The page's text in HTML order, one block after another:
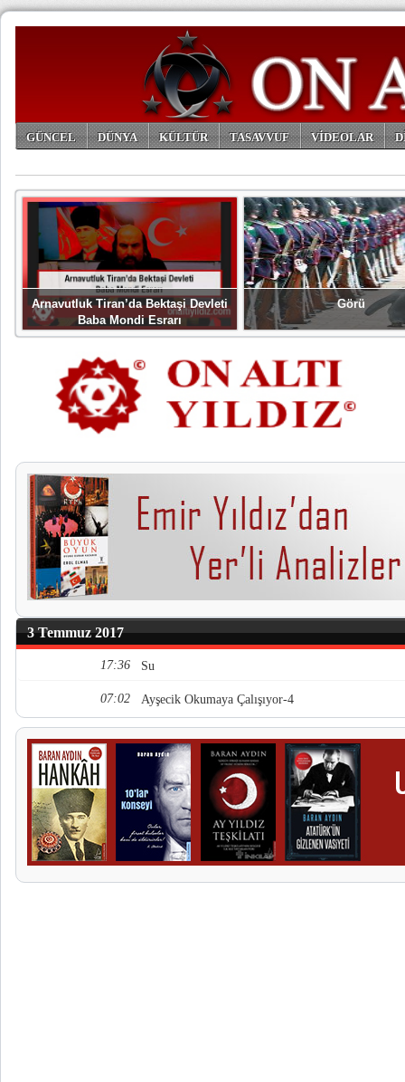
GÜNCEL DÜNYA KÜLTÜR TASAVVUF VİDEOLAR
Arnavutluk Tiran’da Bektaşi Devleti
Baba Mondi Esrarı
Görü
3 Temmuz 2017
17:36 Su
07:02 Ayşecik Okumaya Çalışıyor-4